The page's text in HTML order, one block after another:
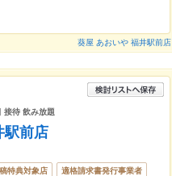
葵屋 あおいや 福井駅前店
接待 飲み放題
前店
特典対象店 適格請求書発行事業者